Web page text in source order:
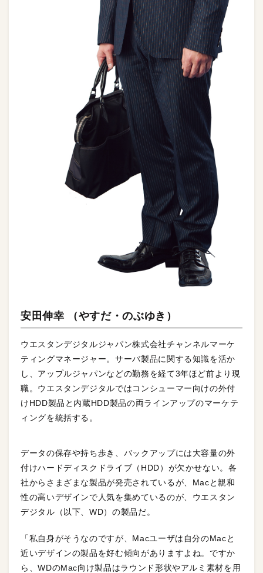
安田伸幸 （やすだ・のぶゆき）
ウエスタンデジタルジャパン株式会社チャンネルマーケ
ティングマネージャー。サーバ製品に関する知識を活か
し、アップルジャパンなどの勤務を経て3年ほど前より現
職。ウエスタンデジタルではコンシューマー向けの外付
けHDD製品と内蔵HDD製品の両ラインアップのマーケテ
ィングを統括する。
データの保存や持ち歩き、バックアップには大容量の外
付けハードディスクドライブ（HDD）が欠かせない。各
社からさまざまな製品が発売されているが、Macと親和
性の高いデザインで人気を集めているのが、ウエスタン
デジタル（以下、WD）の製品だ。
「私自身がそうなのですが、Macユーザは自分のMacと
近いデザインの製品を好む傾向がありますよね。ですか
ら、WDのMac向け製品はラウンド形状やアルミ素材を用